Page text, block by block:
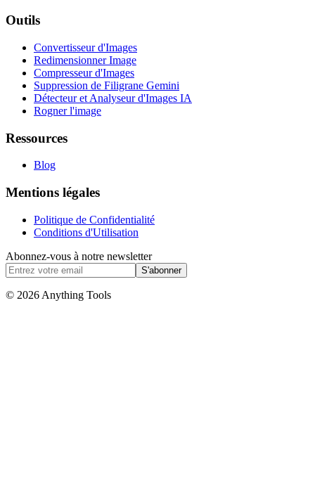
Outils
Convertisseur d'Images
Redimensionner Image
Compresseur d'Images
Suppression de Filigrane Gemini
Détecteur et Analyseur d'Images IA
Rogner l'image
Ressources
Blog
Mentions légales
Politique de Confidentialité
Conditions d'Utilisation
Abonnez-vous à notre newsletter
S'abonner
© 2026 Anything Tools